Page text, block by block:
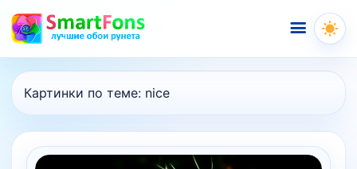
Меню
Картинки по теме: nice